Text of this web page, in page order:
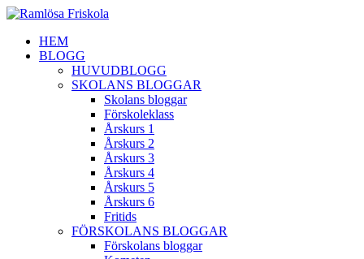
HEM
BLOGG
HUVUDBLOGG
SKOLANS BLOGGAR
Skolans bloggar
Förskoleklass
Årskurs 1
Årskurs 2
Årskurs 3
Årskurs 4
Årskurs 5
Årskurs 6
Fritids
FÖRSKOLANS BLOGGAR
Förskolans bloggar